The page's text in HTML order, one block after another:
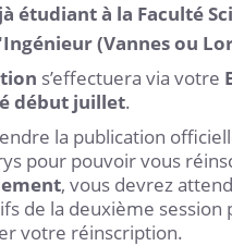
étudiant à la Faculté
(Vannes ou
s’effectuera via votre
début juillet.
la publication
pour pouvoir vous
, vous devrez
de la deuxième session
votre réinscription.